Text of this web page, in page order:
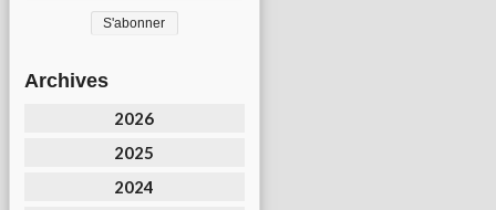
Archives
2026
2025
2024